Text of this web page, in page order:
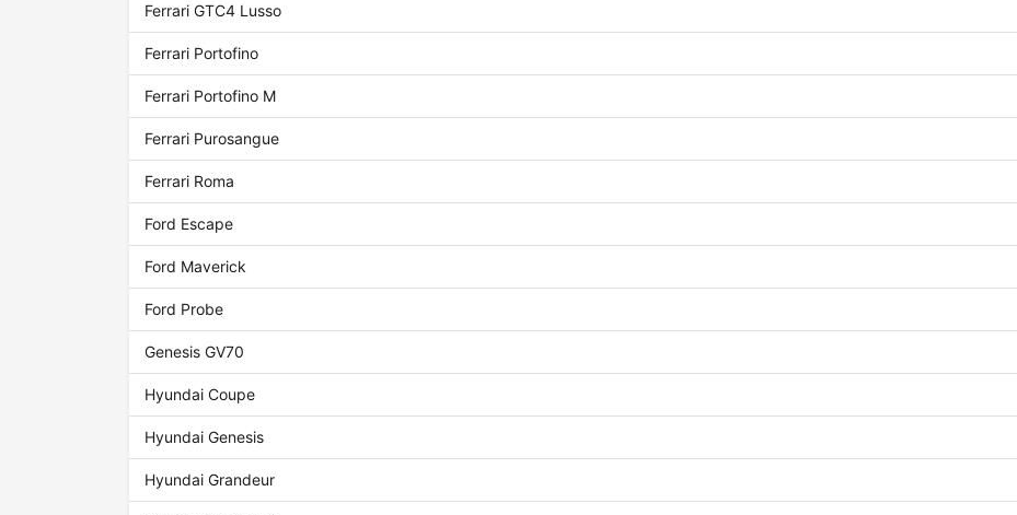
Ferrari GTC4 Lusso
Ferrari Portofino
Ferrari Portofino M
Ferrari Purosangue
Ferrari Roma
Ford Escape
Ford Maverick
Ford Probe
Genesis GV70
Hyundai Coupe
Hyundai Genesis
Hyundai Grandeur